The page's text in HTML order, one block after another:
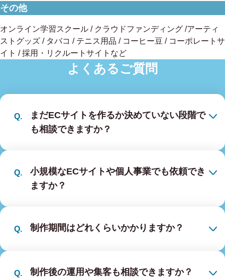
その他
オンライン学習スクール / クラウドファンディング /アーティ
ストグッズ / タバコ / テニス用品 / コーヒー豆 / コーポレートサ
イト / 採用・リクルートサイトなど
よくあるご質問
まだECサイトを作るか決めていない段階で
も相談できますか？
小規模なECサイトや個人事業でも依頼でき
ますか？
制作期間はどれくらいかかりますか？
制作後の運用や集客も相談できますか？